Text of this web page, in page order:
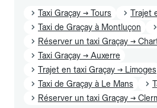
Taxi Graçay → Tours
Trajet
Taxi de Graçay à Montluçon
Réserver un taxi Graçay →
Taxi Graçay → Auxerre
Trajet en taxi Graçay → Limoges
Taxi de Graçay à Le Mans
Réserver un taxi Graçay →